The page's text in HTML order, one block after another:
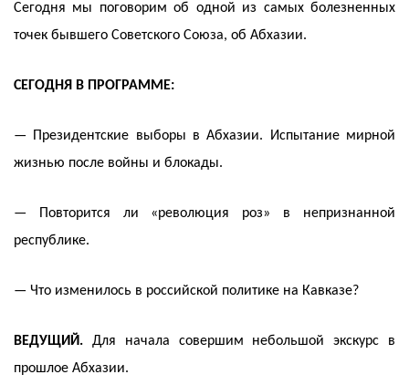
Сегодня мы поговорим об одной из самых болезненных
точек бывшего Советского Союза, об Абхазии.
СЕГОДНЯ В ПРОГРАММЕ:
— Президентские выборы в Абхазии. Испытание мирной
жизнью после войны и блокады.
— Повторится ли «революция роз» в непризнанной
республике.
— Что изменилось в российской политике на Кавказе?
ВЕДУЩИЙ. Для начала совершим небольшой экскурс в
прошлое Абхазии.